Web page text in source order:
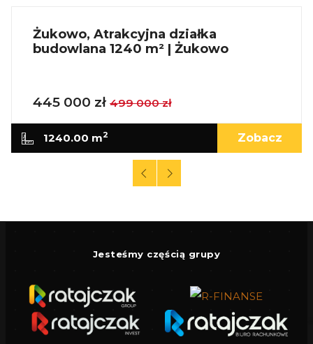
Żukowo, Atrakcyjna działka
budowlana 1240 m² | Żukowo
445 000 zł 499 000 zł
1240.00 m2 Zobacz
Jesteśmy częścią grupy